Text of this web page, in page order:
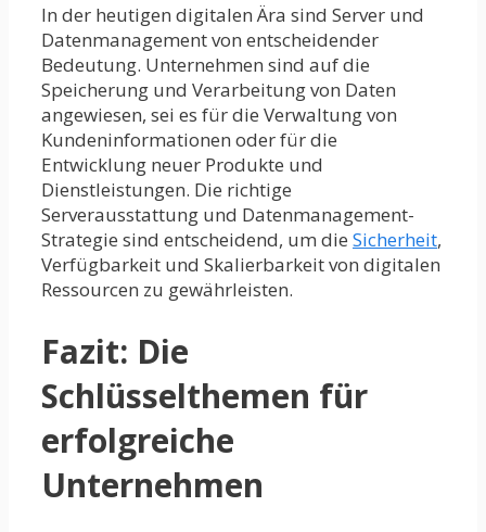
In der heutigen digitalen Ära sind Server und
Datenmanagement von entscheidender
Bedeutung. Unternehmen sind auf die
Speicherung und Verarbeitung von Daten
angewiesen, sei es für die Verwaltung von
Kundeninformationen oder für die
Entwicklung neuer Produkte und
Dienstleistungen. Die richtige
Serverausstattung und Datenmanagement-
Strategie sind entscheidend, um die Sicherheit,
Verfügbarkeit und Skalierbarkeit von digitalen
Ressourcen zu gewährleisten.
Fazit: Die
Schlüsselthemen für
erfolgreiche
Unternehmen